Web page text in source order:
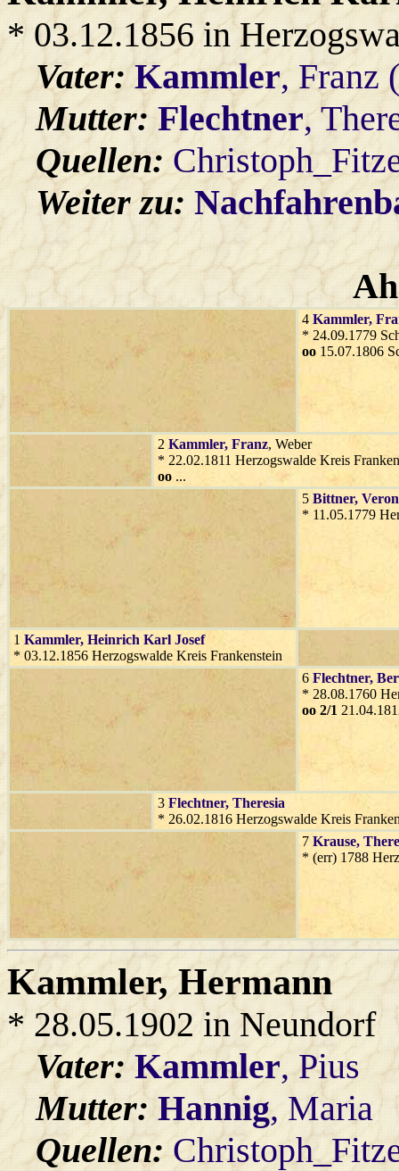
* 03.12.1856 in
Vater:Kammler, Franz
Mutter:Flechtner,
Quellen:
Weiter zu:
4 Kammler,
* 24.09.1779
oo 15.07.1806
2 Kammler, Franz, Weber
* 22.02.1811 Herzogswalde Kreis
oo ...
5 Bittner,
* 11.05.1779
1 Kammler, Heinrich Karl Josef
* 03.12.1856 Herzogswalde Kreis Frankenstein
6 Flechtner,
* 28.08.1760
oo 2/1
3 Flechtner, Theresia
* 26.02.1816 Herzogswalde Kreis
7 Krause,
* (err) 1788
Kammler, Hermann
* 28.05.1902 in Neundorf
Vater:Kammler, Pius
Mutter:Hannig, Maria
Quellen: